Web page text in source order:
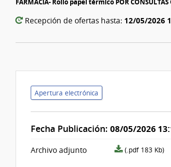
Recepción de ofertas hasta: 12/05/2026
Apertura electrónica
Fecha Publicación: 08/05/2026
Archivo adjunto
archivo
(.pdf 183 Kb)